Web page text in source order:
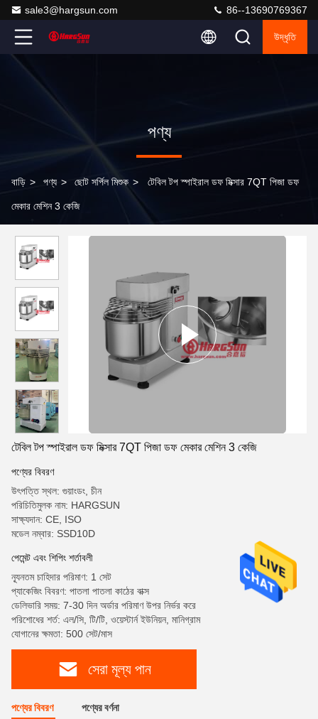
sale3@hargsun.com 86--13690769367
উদ্ধৃতি
পণ্য
বাড়ি > পণ্য > ছোট সর্পিল মিশুক > টেবিল টপ স্পাইরাল ডফ মিক্সার 7QT পিজা ডফ
মেকার মেশিন 3 কেজি
টেবিল টপ স্পাইরাল ডফ মিক্সার 7QT পিজা ডফ মেকার মেশিন 3 কেজি
পণ্যের বিবরণ
উৎপত্তি স্থল: গুয়াংডং, চীন
পরিচিতিমুলক নাম: HARGSUN
সাক্ষ্যদান: CE, ISO
মডেল নম্বার: SSD10D
পেমেন্ট এবং শিপিং শর্তাবলী
ন্যূনতম চাহিদার পরিমাণ: 1 সেট
প্যাকেজিং বিবরণ: পাতলা পাতলা কাঠের বাক্স
ডেলিভারি সময়: 7-30 দিন অর্ডার পরিমাণ উপর নির্ভর করে
পরিশোধের শর্ত: এল/সি, টি/টি, ওয়েস্টার্ন ইউনিয়ন, মানিগ্রাম
যোগানের ক্ষমতা: 500 সেট/মাস
সেরা মূল্য পান
পণ্যের বিবরণ পণ্যের বর্ণনা